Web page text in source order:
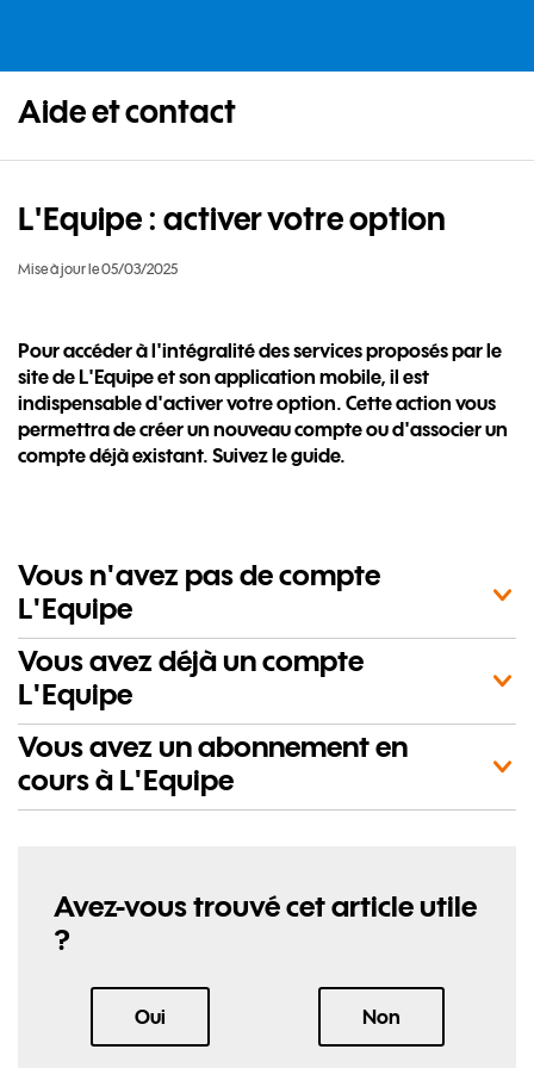
Aide et contact
L'Equipe : activer votre option
Mise à jour le 05/03/2025
Pour accéder à l'intégralité des services proposés par le
site de L'Equipe et son application mobile, il est
indispensable d'activer votre option. Cette action vous
permettra de créer un nouveau compte ou d'associer un
compte déjà existant. Suivez le guide.
Vous n'avez pas de compte
L'Equipe
Vous avez déjà un compte
L'Equipe
Vous avez un abonnement en
cours à L'Equipe
Avez-vous trouvé cet article utile
?
Oui, cet article m'a été utileNon, cet article ne